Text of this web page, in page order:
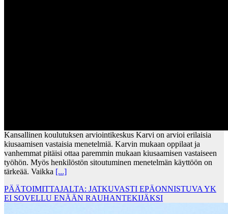
Kansallinen koulutuksen arviointikeskus Karvi on arvioi erilaisia
kiusaamisen vastaisia menetelmiä. Karvin mukaan oppilaat ja
vanhemmat pitäisi ottaa paremmin mukaan kiusaamisen vastaiseen
työhön. Myös henkilöstön sitoutuminen menetelmän käyttöön on
tärkeää. Vaikka [...]
PÄÄTOIMITTAJALTA: JATKUVASTI EPÄONNISTUVA YK
EI SOVELLU ENÄÄN RAUHANTEKIJÄKSI